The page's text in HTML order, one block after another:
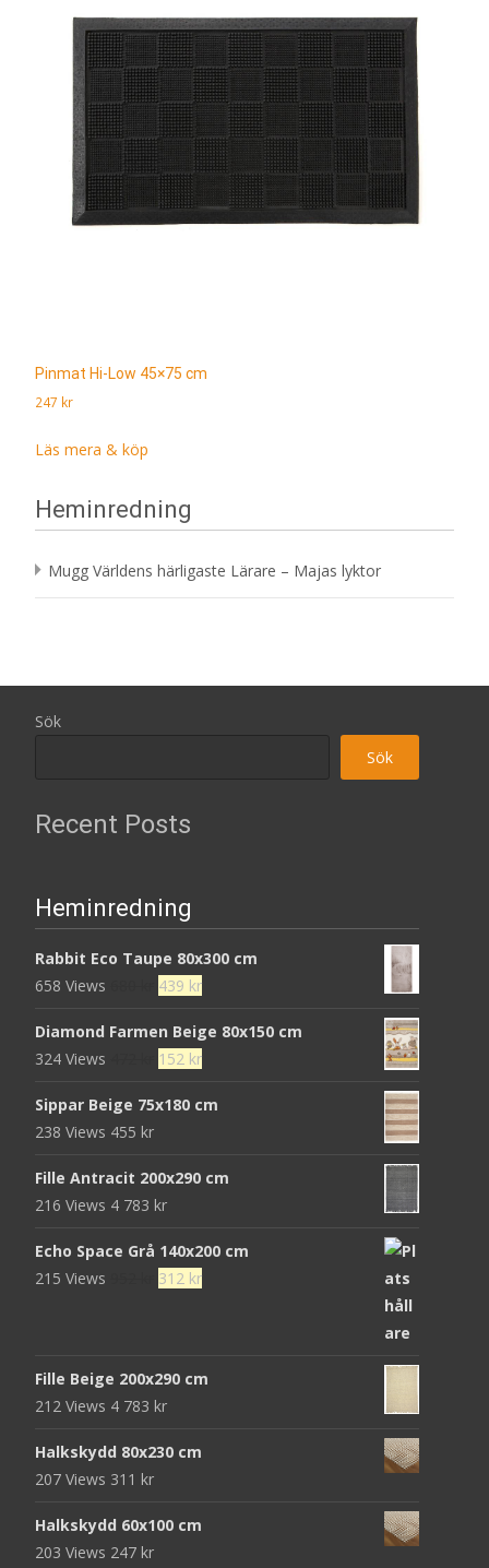
Pinmat Hi-Low 45×75 cm
247 kr
Läs mera & köp
Heminredning
Mugg Världens härligaste Lärare – Majas lyktor
Sök
Sök
Recent Posts
Heminredning
Rabbit Eco Taupe 80x300 cm
658 Views
Det
priset
var:
439 krDet
priset
är:
Diamond Farmen Beige 80x150 cm
324 Views
Det
priset
152 krDet
priset
Sippar Beige 75x180 cm
238 Views 455 kr
Fille Antracit 200x290 cm
216 Views 4 783 kr
Echo Space Grå 140x200 cm
215 Views
Det
952 kr.
312 krDet
312 kr.
Fille Beige 200x290 cm
212 Views 4 783 kr
Halkskydd 80x230 cm
207 Views 311 kr
Halkskydd 60x100 cm
203 Views 247 kr